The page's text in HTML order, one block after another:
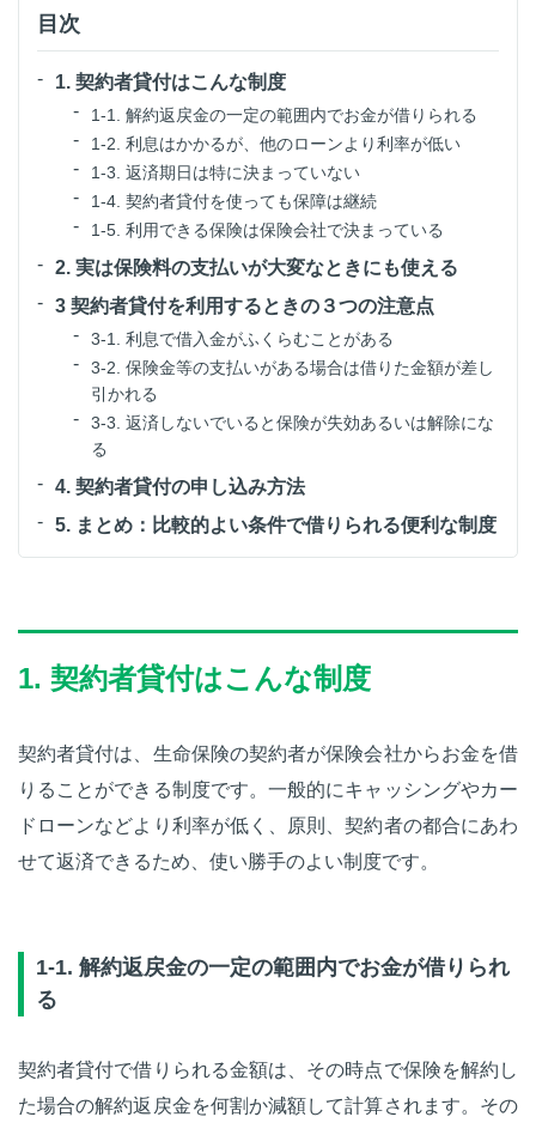
目次
1. 契約者貸付はこんな制度
1-1. 解約返戻金の一定の範囲内でお金が借りられる
1-2. 利息はかかるが、他のローンより利率が低い
1-3. 返済期日は特に決まっていない
1-4. 契約者貸付を使っても保障は継続
1-5. 利用できる保険は保険会社で決まっている
2. 実は保険料の支払いが大変なときにも使える
3 契約者貸付を利用するときの３つの注意点
3-1. 利息で借入金がふくらむことがある
3-2. 保険金等の支払いがある場合は借りた金額が差し
引かれる
3-3. 返済しないでいると保険が失効あるいは解除にな
る
4. 契約者貸付の申し込み方法
5. まとめ：比較的よい条件で借りられる便利な制度
1. 契約者貸付はこんな制度
契約者貸付は、生命保険の契約者が保険会社からお金を借
りることができる制度です。一般的にキャッシングやカー
ドローンなどより利率が低く、原則、契約者の都合にあわ
せて返済できるため、使い勝手のよい制度です。
1-1. 解約返戻金の一定の範囲内でお金が借りられ
る
契約者貸付で借りられる金額は、その時点で保険を解約し
た場合の解約返戻金を何割か減額して計算されます。その